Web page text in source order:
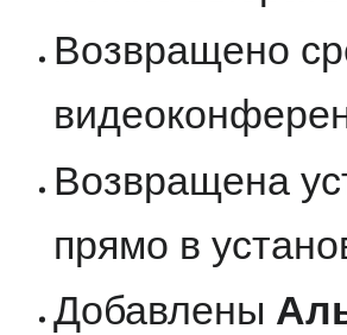
Возвращено
Возвращена
прямо в
Добавлены